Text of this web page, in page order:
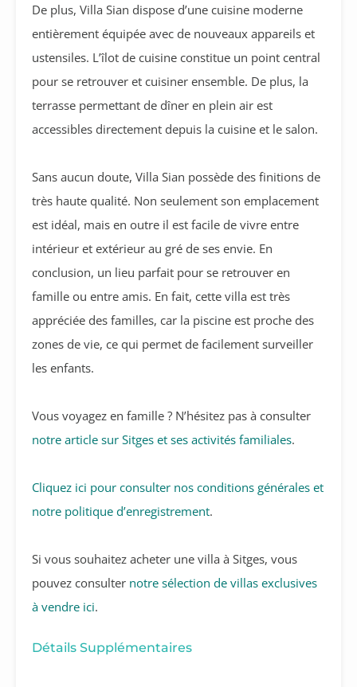
De plus, Villa Sian dispose d’une cuisine moderne
entièrement équipée avec de nouveaux appareils et
ustensiles. L’îlot de cuisine constitue un point central
pour se retrouver et cuisiner ensemble. De plus, la
terrasse permettant de dîner en plein air est
accessibles directement depuis la cuisine et le salon.
Sans aucun doute, Villa Sian possède des finitions de
très haute qualité. Non seulement son emplacement
est idéal, mais en outre il est facile de vivre entre
intérieur et extérieur au gré de ses envie. En
conclusion, un lieu parfait pour se retrouver en
famille ou entre amis. En fait, cette villa est très
appréciée des familles, car la piscine est proche des
zones de vie, ce qui permet de facilement surveiller
les enfants.
Vous voyagez en famille ? N’hésitez pas à consulter
notre article sur Sitges et ses activités familiales.
Cliquez ici pour consulter nos conditions générales et
notre politique d’enregistrement.
Si vous souhaitez acheter une villa à Sitges, vous
pouvez consulter notre sélection de villas exclusives
à vendre ici.
Détails Supplémentaires